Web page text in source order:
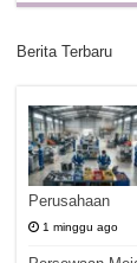
Berita Terbaru
Perusahaan
1 minggu ago